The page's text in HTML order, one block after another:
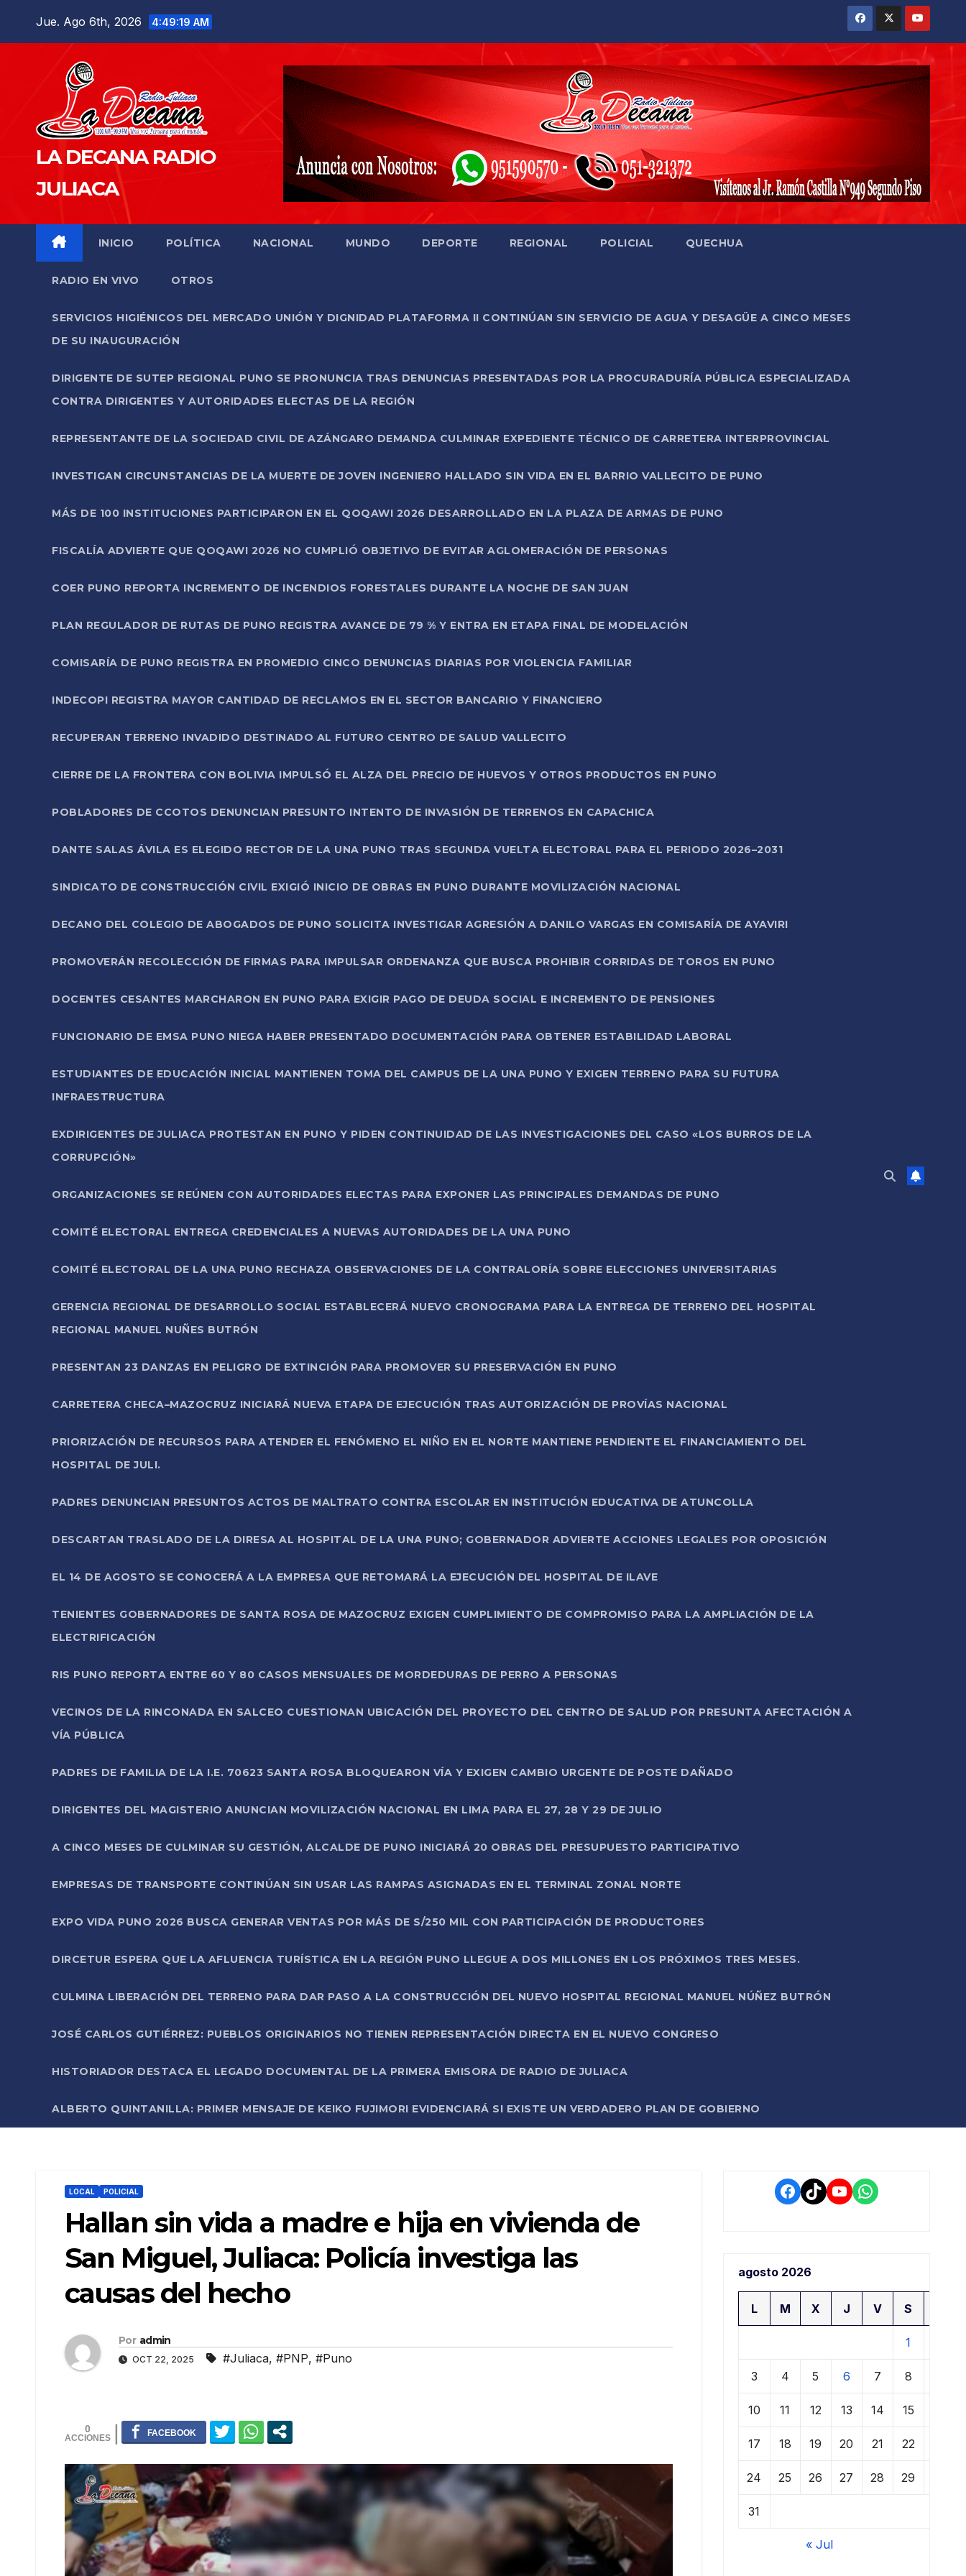
Jue. Ago 6th, 2026 4:49:20 AM
LA DECANA RADIO
JULIACA
INICIO POLÍTICA NACIONAL MUNDO DEPORTE REGIONAL POLICIAL QUECHUA
RADIO EN VIVO OTROS
SERVICIOS HIGIÉNICOS DEL MERCADO UNIÓN Y DIGNIDAD PLATAFORMA II CONTINÚAN SIN SERVICIO DE AGUA Y DESAGÜE A CINCO MESES
DE SU INAUGURACIÓN
DIRIGENTE DE SUTEP REGIONAL PUNO SE PRONUNCIA TRAS DENUNCIAS PRESENTADAS POR LA PROCURADURÍA PÚBLICA ESPECIALIZADA
CONTRA DIRIGENTES Y AUTORIDADES ELECTAS DE LA REGIÓN
REPRESENTANTE DE LA SOCIEDAD CIVIL DE AZÁNGARO DEMANDA CULMINAR EXPEDIENTE TÉCNICO DE CARRETERA INTERPROVINCIAL
INVESTIGAN CIRCUNSTANCIAS DE LA MUERTE DE JOVEN INGENIERO HALLADO SIN VIDA EN EL BARRIO VALLECITO DE PUNO
MÁS DE 100 INSTITUCIONES PARTICIPARON EN EL QOQAWI 2026 DESARROLLADO EN LA PLAZA DE ARMAS DE PUNO
FISCALÍA ADVIERTE QUE QOQAWI 2026 NO CUMPLIÓ OBJETIVO DE EVITAR AGLOMERACIÓN DE PERSONAS
COER PUNO REPORTA INCREMENTO DE INCENDIOS FORESTALES DURANTE LA NOCHE DE SAN JUAN
PLAN REGULADOR DE RUTAS DE PUNO REGISTRA AVANCE DE 79 % Y ENTRA EN ETAPA FINAL DE MODELACIÓN
COMISARÍA DE PUNO REGISTRA EN PROMEDIO CINCO DENUNCIAS DIARIAS POR VIOLENCIA FAMILIAR
INDECOPI REGISTRA MAYOR CANTIDAD DE RECLAMOS EN EL SECTOR BANCARIO Y FINANCIERO
RECUPERAN TERRENO INVADIDO DESTINADO AL FUTURO CENTRO DE SALUD VALLECITO
CIERRE DE LA FRONTERA CON BOLIVIA IMPULSÓ EL ALZA DEL PRECIO DE HUEVOS Y OTROS PRODUCTOS EN PUNO
POBLADORES DE CCOTOS DENUNCIAN PRESUNTO INTENTO DE INVASIÓN DE TERRENOS EN CAPACHICA
DANTE SALAS ÁVILA ES ELEGIDO RECTOR DE LA UNA PUNO TRAS SEGUNDA VUELTA ELECTORAL PARA EL PERIODO 2026–2031
SINDICATO DE CONSTRUCCIÓN CIVIL EXIGIÓ INICIO DE OBRAS EN PUNO DURANTE MOVILIZACIÓN NACIONAL
DECANO DEL COLEGIO DE ABOGADOS DE PUNO SOLICITA INVESTIGAR AGRESIÓN A DANILO VARGAS EN COMISARÍA DE AYAVIRI
PROMOVERÁN RECOLECCIÓN DE FIRMAS PARA IMPULSAR ORDENANZA QUE BUSCA PROHIBIR CORRIDAS DE TOROS EN PUNO
DOCENTES CESANTES MARCHARON EN PUNO PARA EXIGIR PAGO DE DEUDA SOCIAL E INCREMENTO DE PENSIONES
FUNCIONARIO DE EMSA PUNO NIEGA HABER PRESENTADO DOCUMENTACIÓN PARA OBTENER ESTABILIDAD LABORAL
ESTUDIANTES DE EDUCACIÓN INICIAL MANTIENEN TOMA DEL CAMPUS DE LA UNA PUNO Y EXIGEN TERRENO PARA SU FUTURA
INFRAESTRUCTURA
EXDIRIGENTES DE JULIACA PROTESTAN EN PUNO Y PIDEN CONTINUIDAD DE LAS INVESTIGACIONES DEL CASO «LOS BURROS DE LA
CORRUPCIÓN»
ORGANIZACIONES SE REÚNEN CON AUTORIDADES ELECTAS PARA EXPONER LAS PRINCIPALES DEMANDAS DE PUNO
COMITÉ ELECTORAL ENTREGA CREDENCIALES A NUEVAS AUTORIDADES DE LA UNA PUNO
COMITÉ ELECTORAL DE LA UNA PUNO RECHAZA OBSERVACIONES DE LA CONTRALORÍA SOBRE ELECCIONES UNIVERSITARIAS
GERENCIA REGIONAL DE DESARROLLO SOCIAL ESTABLECERÁ NUEVO CRONOGRAMA PARA LA ENTREGA DE TERRENO DEL HOSPITAL
REGIONAL MANUEL NUÑES BUTRÓN
PRESENTAN 23 DANZAS EN PELIGRO DE EXTINCIÓN PARA PROMOVER SU PRESERVACIÓN EN PUNO
CARRETERA CHECA–MAZOCRUZ INICIARÁ NUEVA ETAPA DE EJECUCIÓN TRAS AUTORIZACIÓN DE PROVÍAS NACIONAL
PRIORIZACIÓN DE RECURSOS PARA ATENDER EL FENÓMENO EL NIÑO EN EL NORTE MANTIENE PENDIENTE EL FINANCIAMIENTO DEL
HOSPITAL DE JULI.
PADRES DENUNCIAN PRESUNTOS ACTOS DE MALTRATO CONTRA ESCOLAR EN INSTITUCIÓN EDUCATIVA DE ATUNCOLLA
DESCARTAN TRASLADO DE LA DIRESA AL HOSPITAL DE LA UNA PUNO; GOBERNADOR ADVIERTE ACCIONES LEGALES POR OPOSICIÓN
EL 14 DE AGOSTO SE CONOCERÁ A LA EMPRESA QUE RETOMARÁ LA EJECUCIÓN DEL HOSPITAL DE ILAVE
TENIENTES GOBERNADORES DE SANTA ROSA DE MAZOCRUZ EXIGEN CUMPLIMIENTO DE COMPROMISO PARA LA AMPLIACIÓN DE LA
ELECTRIFICACIÓN
RIS PUNO REPORTA ENTRE 60 Y 80 CASOS MENSUALES DE MORDEDURAS DE PERRO A PERSONAS
VECINOS DE LA RINCONADA EN SALCEO CUESTIONAN UBICACIÓN DEL PROYECTO DEL CENTRO DE SALUD POR PRESUNTA AFECTACIÓN A
VÍA PÚBLICA
PADRES DE FAMILIA DE LA I.E. 70623 SANTA ROSA BLOQUEARON VÍA Y EXIGEN CAMBIO URGENTE DE POSTE DAÑADO
DIRIGENTES DEL MAGISTERIO ANUNCIAN MOVILIZACIÓN NACIONAL EN LIMA PARA EL 27, 28 Y 29 DE JULIO
A CINCO MESES DE CULMINAR SU GESTIÓN, ALCALDE DE PUNO INICIARÁ 20 OBRAS DEL PRESUPUESTO PARTICIPATIVO
EMPRESAS DE TRANSPORTE CONTINÚAN SIN USAR LAS RAMPAS ASIGNADAS EN EL TERMINAL ZONAL NORTE
EXPO VIDA PUNO 2026 BUSCA GENERAR VENTAS POR MÁS DE S/250 MIL CON PARTICIPACIÓN DE PRODUCTORES
DIRCETUR ESPERA QUE LA AFLUENCIA TURÍSTICA EN LA REGIÓN PUNO LLEGUE A DOS MILLONES EN LOS PRÓXIMOS TRES MESES.
CULMINA LIBERACIÓN DEL TERRENO PARA DAR PASO A LA CONSTRUCCIÓN DEL NUEVO HOSPITAL REGIONAL MANUEL NÚÑEZ BUTRÓN
JOSÉ CARLOS GUTIÉRREZ: PUEBLOS ORIGINARIOS NO TIENEN REPRESENTACIÓN DIRECTA EN EL NUEVO CONGRESO
HISTORIADOR DESTACA EL LEGADO DOCUMENTAL DE LA PRIMERA EMISORA DE RADIO DE JULIACA
ALBERTO QUINTANILLA: PRIMER MENSAJE DE KEIKO FUJIMORI EVIDENCIARÁ SI EXISTE UN VERDADERO PLAN DE GOBIERNO
LOCAL POLICIAL
Hallan sin vida a madre e hija en vivienda de
San Miguel, Juliaca: Policía investiga las
causas del hecho
Por admin
OCT 22, 2025 #Juliaca, #PNP, #Puno
0
Facebook
TikTokYouTube
WhatsApp
agosto 2026
L M X J V S
1
3 4 5 6 7 8
10 11 12 13 14 15
17 18 19 20 21 22
24 25 26 27 28 29
31
« Jul